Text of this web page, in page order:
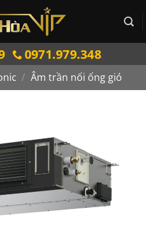
0971.979.348
/ Âm trần nối ống gió